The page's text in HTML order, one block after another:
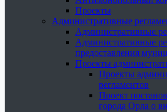
Проекты
Административные
Административные
Административные
предоставления
Проекты
Проекты
регламентов
Проект
города Орла о